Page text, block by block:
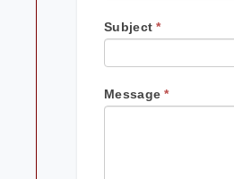
Subject*
Message*